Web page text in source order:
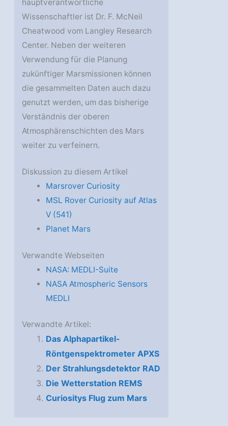
hauptverantwortliche
Wissenschaftler ist Dr. F. McNeil
Cheatwood vom Langley Research
Center. Neben der weiteren
Verwendung für die Planung
zukünftiger Marsmissionen können
die gesammelten Daten auch dazu
genutzt werden, um das bisherige
Verständnis der oberen
Atmosphärenschichten des Mars
weiter zu verfeinern.
Diskussion zu diesem Artikel
Marsrover Curiosity
MSL Rover Curiosity auf Atlas
V (541)
Planet Mars
Verwandte Webseiten
NASA: MEDLI-Suite
NASA Atmospheric Sensors
MEDLI
Verwandte Artikel:
Das Alphapartikel-
Röntgenspektrometer APXS
Der Strahlungsdetektor RAD
Die Wetterstation REMS
Curiositys Flug zum Mars